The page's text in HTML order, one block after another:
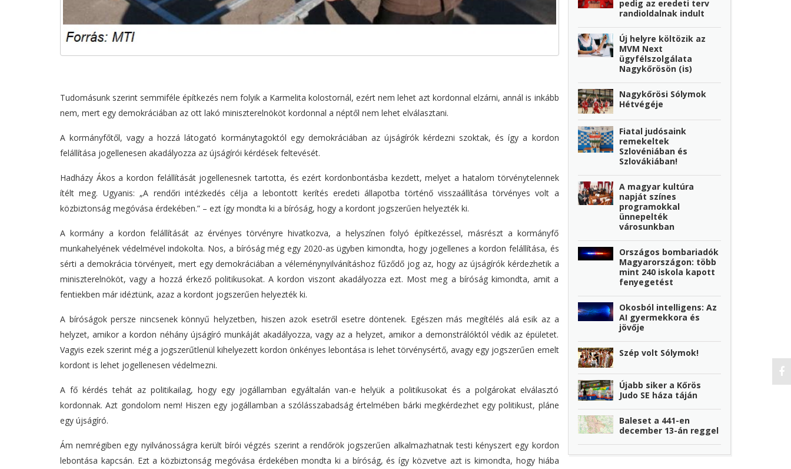
Tudomásunk szerint semmiféle építkezés nem folyik a Karmelita kolostornál, ezért nem lehet azt kordonnal elzárni, annál is inkább
nem, mert egy demokráciában az ott lakó miniszterelnököt kordonnal a néptől nem lehet elválasztani.
A kormányfőtől, vagy a hozzá látogató kormánytagoktól egy demokráciában az újságírók kérdezni szoktak, és így a kordon
felállítása jogellenesen akadályozza az újságírói kérdések feltevését.
Hadházy Ákos a kordon felállítását jogellenesnek tartotta, és ezért kordonbontásba kezdett, melyet a hatalom törvénytelennek
ítélt meg. Ugyanis: „A rendőri intézkedés célja a lebontott kerítés eredeti állapotba történő visszaállítása törvényes volt a
közbiztonság megóvása érdekében.” – ezt így mondta ki a bíróság, hogy a kordont jogszerűen helyezték ki.
A kormány a kordon felállítását az érvényes törvényre hivatkozva, a helyszínen folyó építkezéssel, másrészt a kormányfő
munkahelyének védelmével indokolta. Nos, a bíróság még egy 2020-as ügyben kimondta, hogy jogellenes a kordon felállítása, és
sérti a demokrácia törvényeit, mert egy demokráciában a véleménynyilvánításhoz fűződő jog az, hogy az újságírók kérdezhetik a
miniszterelnököt, vagy a hozzá érkező politikusokat. A kordon viszont akadályozza ezt. Most meg a bíróság kimondta, amit a
fentiekben már idéztünk, azaz a kordont jogszerűen helyezték ki.
A bíróságok persze nincsenek könnyű helyzetben, hiszen azok esetről esetre döntenek. Egészen más megítélés alá esik az a
helyzet, amikor a kordon néhány újságíró munkáját akadályozza, vagy az a helyzet, amikor a demonstrálóktól védik az épületet.
Vagyis ezek szerint még a jogszerűtlenül kihelyezett kordon önkényes lebontása is lehet törvénysértő, avagy egy jogszerűen emelt
kordont is lehet jogellenesen védelmezni.
A fő kérdés tehát az politikailag, hogy egy jogállamban egyáltalán van-e helyük a politikusokat és a polgárokat elválasztó
kordonnak. Azt gondolom nem! Hiszen egy jogállamban a szólásszabadság értelmében bárki megkérdezhet egy politikust, pláne
egy újságíró.
Ám nemrégiben egy nyilvánosságra került bírói végzés szerint a rendőrök jogszerűen alkalmazhatnak testi kényszert egy kordon
lebontása kapcsán. Ezt a közbiztonság megóvása érdekében mondta ki a bíróság, és így közvetve azt is kimondta, hogy hiába
pedig az eredeti terv
randioldalnak indult
Új helyre költözik az
MVM Next
ügyfélszolgálata
Nagykőrösön (is)
Nagykőrösi Sólymok
Hétvégéje
Fiatal judósaink
remekeltek
Szlovéniában és
Szlovákiában!
A magyar kultúra
napját színes
programokkal
ünnepelték
városunkban
Országos bombariadók
Magyarországon: több
mint 240 iskola kapott
fenyegetést
Okosból intelligens: Az
AI gyermekkora és
jövője
Szép volt Sólymok!
Újabb siker a Kőrös
Judo SE háza táján
Baleset a 441-en
december 13-án reggel